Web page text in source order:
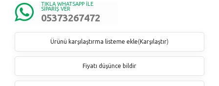
TIKLA WHATSAPP İLE
SİPARİŞ VER
05373267472
Ürünü karşılaştırma listeme ekle(Karşılaştır)
Fiyatı düşünce bildir